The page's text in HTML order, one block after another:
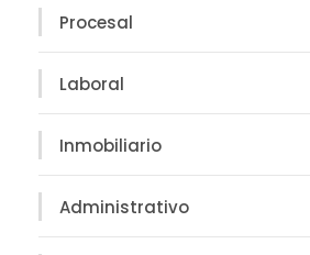
Procesal
Laboral
Inmobiliario
Administrativo